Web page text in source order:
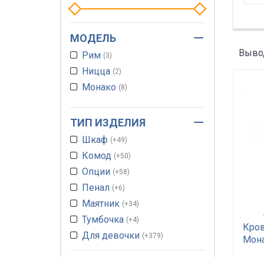
МОДЕЛЬ
Рим 3
Ницца 2
Монако 8
ТИП ИЗДЕЛИЯ
Шкаф +49
Комод +50
Опции +58
Пенал +6
Маятник +34
Тумбочка +4
Для девочки +379
Для мальчика +379